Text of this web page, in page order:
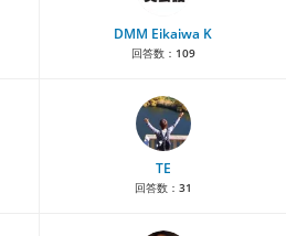
DMM Eikaiwa K
回答数： 109
TE
回答数： 31